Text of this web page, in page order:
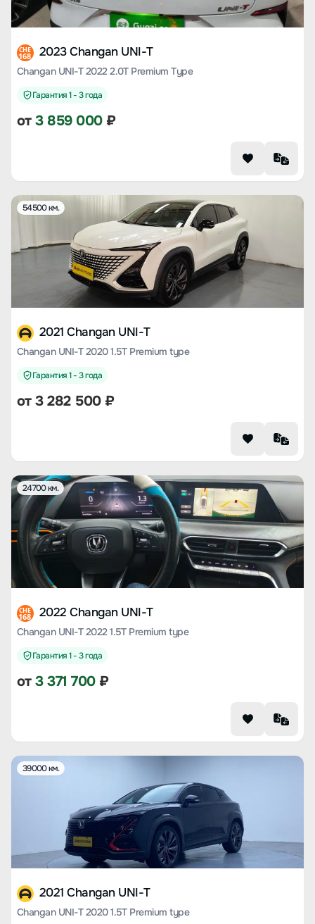
CHE
168 2023 Changan UNI-T
Changan UNI-T 2022 2.0T Premium Type
Гарантия 1 - 3 года
от3 859 000₽
54500 км.
2021 Changan UNI-T
Changan UNI-T 2020 1.5T Premium type
Гарантия 1 - 3 года
от3 282 500₽
24700 км.
CHE
168 2022 Changan UNI-T
Changan UNI-T 2022 1.5T Premium type
Гарантия 1 - 3 года
от3 371 700₽
39000 км.
2021 Changan UNI-T
Changan UNI-T 2020 1.5T Premium type